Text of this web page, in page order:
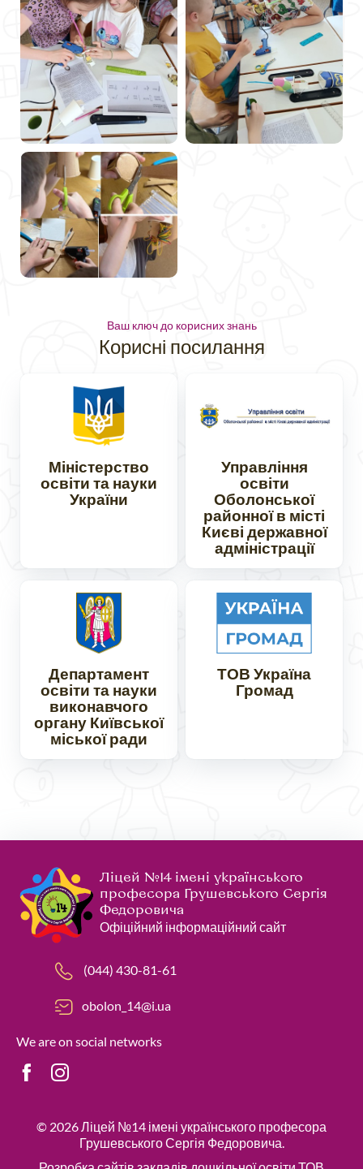
Ваш ключ до корисних знань
Корисні посилання
Міністерство
освіти та науки
України
Управління
освіти
Оболонської
районної в місті
Києві державної
адміністрації
Департамент
освіти та науки
виконавчого
органу Київської
міської ради
ТОВ Україна
Громад
Ліцей №14 імені українського
професора Грушевського Сергія
Федоровича
Офіційний інформаційний сайт
(044) 430-81-61
obolon_14@i.ua
We are on social networks
© 2026Ліцей №14 імені українського професора
Грушевського Сергія Федоровича.